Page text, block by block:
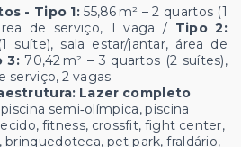
- Tipo 1: 55,86 m² – 2 quartos (1
de serviço, 1 vaga / Tipo 2:
suíte), sala estar/jantar, área de
3:70,42 m² – 3 quartos (2 suítes),
serviço, 2 vagas
Lazer completo
piscina semi‑olímpica, piscina
fitness, crossfit, fight center,
brinquedoteca, pet park, fraldário,